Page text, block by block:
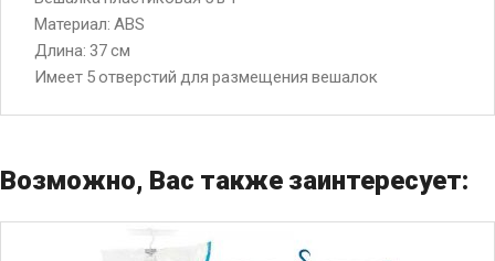
Материал: ABS
Длина: 37 см
Имеет 5 отверстий для размещения вешалок
Возможно, Вас также заинтересует: